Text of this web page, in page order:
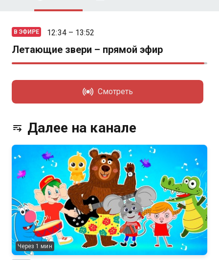
В ЭФИРЕ 12:34 – 13:52
Летающие звери – прямой эфир
Смотреть
Далее на канале
Через 1 мин